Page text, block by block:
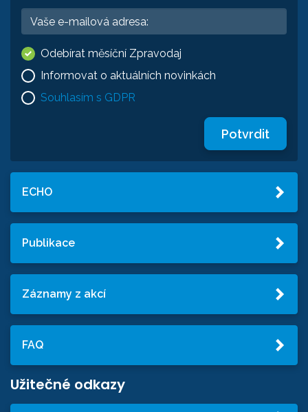
Odebírat měsíční Zpravodaj
Informovat o aktuálních novinkách
Souhlasím s GDPR
Potvrdit
ECHO
Publikace
Záznamy z akcí
FAQ
Užitečné odkazy